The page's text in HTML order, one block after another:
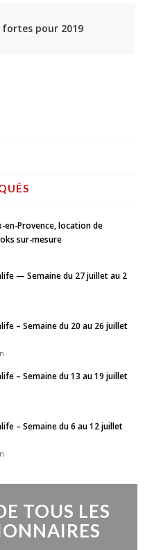
pour 2019
en-Provence, location de
sur-mesure
— Semaine du 27 juillet au 2
– Semaine du 20 au 26 juillet
– Semaine du 13 au 19 juillet
– Semaine du 6 au 12 juillet
TOUS LES